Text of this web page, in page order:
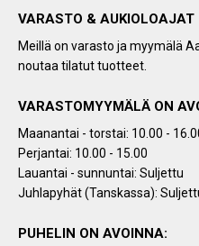
VARASTO & AUKIOLOAJAT
Meillä on varasto ja myymälä
noutaa tilatut tuotteet.
VARASTOMYYMÄLÄ ON
Maanantai - torstai: 10.00 -
Perjantai: 10.00 - 15.00
Lauantai - sunnuntai: Suljettu
Juhlapyhät (Tanskassa):
PUHELIN ON AVOINNA: